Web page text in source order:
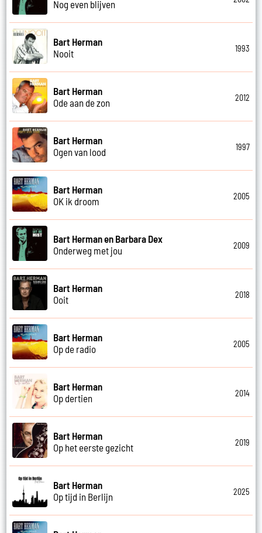
Nog even blijven
Bart Herman
Nooit
1993
Bart Herman
Ode aan de zon
2012
Bart Herman
Ogen van lood
1997
Bart Herman
OK ik droom
2005
Bart Herman en Barbara Dex
Onderweg met jou
2009
Bart Herman
Ooit
2018
Bart Herman
Op de radio
2005
Bart Herman
Op dertien
2014
Bart Herman
Op het eerste gezicht
2019
Bart Herman
Op tijd in Berlijn
2025